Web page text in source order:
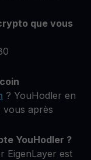
que vous
? YouHodler en
après
YouHodler ?
EigenLayer est